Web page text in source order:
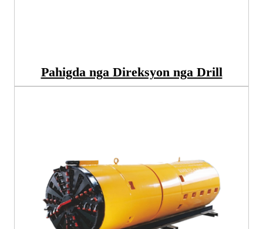
Pahigda nga Direksyon nga Drill